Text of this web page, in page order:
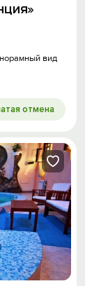
вид
отмена